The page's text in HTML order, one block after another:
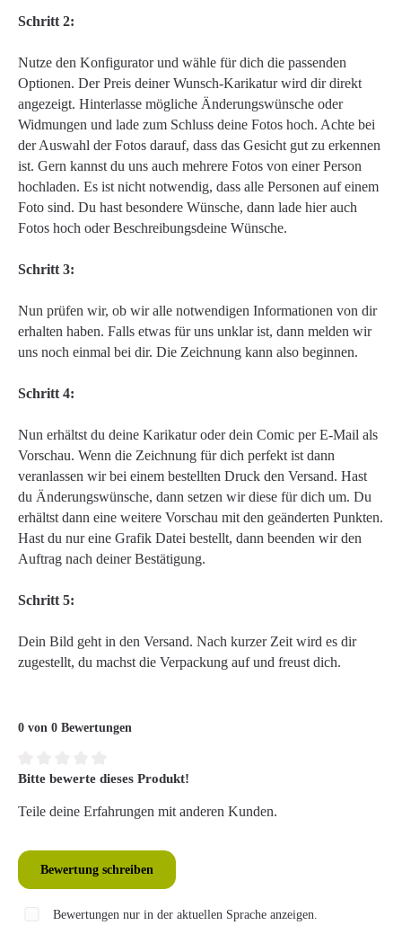
Schritt 2:
Nutze den Konfigurator und wähle für dich die passenden
Optionen. Der Preis deiner Wunsch-Karikatur wird dir direkt
angezeigt. Hinterlasse mögliche Änderungswünsche oder
Widmungen und lade zum Schluss deine Fotos hoch. Achte bei
der Auswahl der Fotos darauf, dass das Gesicht gut zu erkennen
ist. Gern kannst du uns auch mehrere Fotos von einer Person
hochladen. Es ist nicht notwendig, dass alle Personen auf einem
Foto sind. Du hast besondere Wünsche, dann lade hier auch
Fotos hoch oder Beschreibungsdeine Wünsche.
Schritt 3:
Nun prüfen wir, ob wir alle notwendigen Informationen von dir
erhalten haben. Falls etwas für uns unklar ist, dann melden wir
uns noch einmal bei dir. Die Zeichnung kann also beginnen.
Schritt 4:
Nun erhältst du deine Karikatur oder dein Comic per E-Mail als
Vorschau. Wenn die Zeichnung für dich perfekt ist dann
veranlassen wir bei einem bestellten Druck den Versand. Hast
du Änderungswünsche, dann setzen wir diese für dich um. Du
erhältst dann eine weitere Vorschau mit den geänderten Punkten.
Hast du nur eine Grafik Datei bestellt, dann beenden wir den
Auftrag nach deiner Bestätigung.
Schritt 5:
Dein Bild geht in den Versand. Nach kurzer Zeit wird es dir
zugestellt, du machst die Verpackung auf und freust dich.
0 von 0 Bewertungen
Durchschnittliche Bewertung von 0 von 5 Sternen
Bitte bewerte dieses Produkt!
Teile deine Erfahrungen mit anderen Kunden.
Bewertung schreiben
Bewertungen nur in der aktuellen Sprache anzeigen.